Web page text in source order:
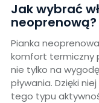
Jak wybrać
neoprenową?
Pianka
komfort termiczny
nie tylko na
pływania. Dzięki
tego typu